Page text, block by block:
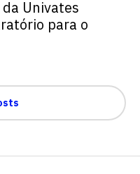
Univates
para o